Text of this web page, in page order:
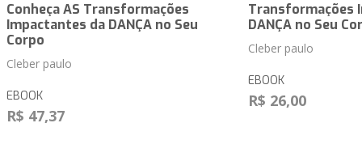
Conheça AS Transformações
Impactantes da DANÇA no Seu
Corpo
Cleber paulo
EBOOK
R$ 47,37
Transformações
DANÇA no Seu
Cleber paulo
EBOOK
R$ 26,00